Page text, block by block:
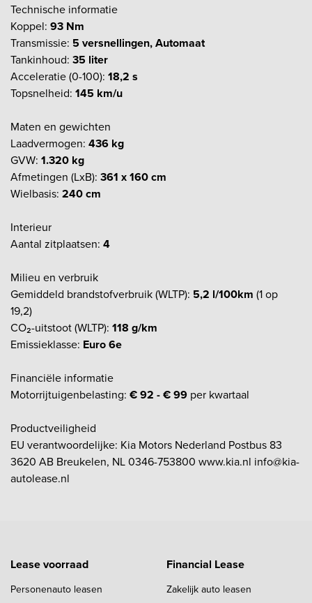
Technische informatie
Koppel: 93 Nm
Transmissie: 5 versnellingen, Automaat
Tankinhoud: 35 liter
Acceleratie (0-100): 18,2 s
Topsnelheid: 145 km/u
Maten en gewichten
Laadvermogen: 436 kg
GVW: 1.320 kg
Afmetingen (LxB): 361 x 160 cm
Wielbasis: 240 cm
Interieur
Aantal zitplaatsen: 4
Milieu en verbruik
Gemiddeld brandstofverbruik (WLTP): 5,2 l/100km (1 op
19,2)
CO₂-uitstoot (WLTP): 118 g/km
Emissieklasse: Euro 6e
Financiële informatie
Motorrijtuigenbelasting: € 92 - € 99 per kwartaal
Productveiligheid
EU verantwoordelijke: Kia Motors Nederland Postbus 83
3620 AB Breukelen, NL 0346-753800 www.kia.nl info@kia-
autolease.nl
Lease voorraad
Personenauto leasen
Financial Lease
Zakelijk auto leasen